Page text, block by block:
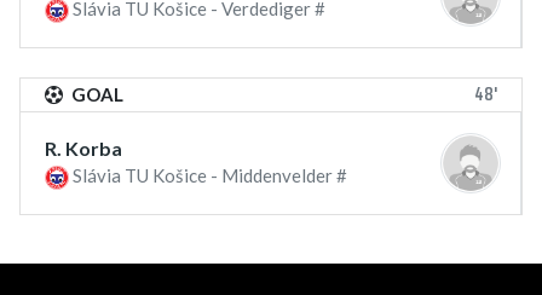
Slávia TU Košice - Verdediger #
GOAL 48'
R. Korba
Slávia TU Košice - Middenvelder #